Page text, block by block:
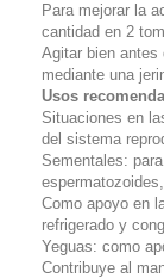
Para mejorar la
cantidad en 2
Agitar bien antes
mediante una
Usos
Situaciones en
del sistema
Sementales:
Como apoyo en
refrigerado y
Yeguas: como
Contribuye al